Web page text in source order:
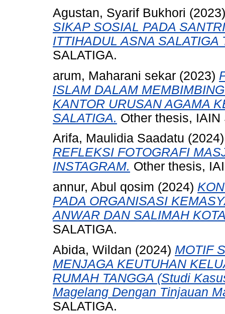
Agustan, Syarif Bukhori
SIKAP SOSIAL PADA
ITTIHADUL ASNA SALATIGA
SALATIGA.
arum, Maharani sekar (2023)
ISLAM DALAM
KANTOR URUSAN AGAMA
SALATIGA. Other thesis, IAIN
Arifa, Maulidia Saadatu
REFLEKSI FOTOGRAFI
INSTAGRAM. Other thesis,
annur, Abul qosim (2024)
PADA ORGANISASI
ANWAR DAN SALIMAH
SALATIGA.
Abida, Wildan (2024) MOTIF
MENJAGA KEUTUHAN
RUMAH TANGGA (Studi
Magelang Dengan Tinjauan
SALATIGA.